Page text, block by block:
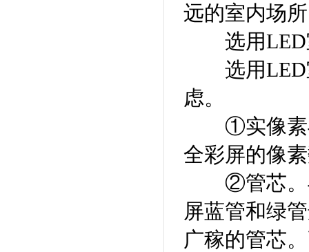
远的室内场
选用LED
选用LED
虑。
①实像素与
全彩屏的像
②管芯。与
屏蓝管和绿
广稼的管芯